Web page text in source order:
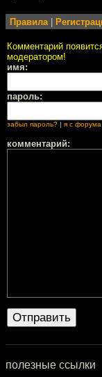
Правила
Комментарий
модератором!
имя:
пароль:
забыл пароль? | я с форума
комментарий:
полезные ссылки